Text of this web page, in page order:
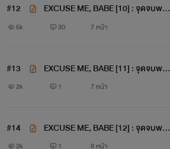
#12
EXCUSE ME, BABE [10] : จุดจบพวก
บ้าเซ็กซ์ 1/3
5k 30 7 หน้า
#13
EXCUSE ME, BABE [11] : จุดจบพวก
บ้าเซ็กซ์ 2/3
2k 1 7 หน้า
#14
EXCUSE ME, BABE [12] : จุดจบพวก
บ้าเซ็กซ์ 3/3
2k 1 8 หน้า